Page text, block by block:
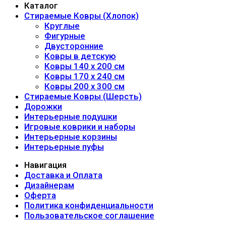
Каталог
Стираемые Ковры (Хлопок)
Круглые
Фигурные
Двусторонние
Ковры в детскую
Ковры 140 x 200 см
Ковры 170 x 240 см
Ковры 200 x 300 см
Стираемые Ковры (Шерсть)
Дорожки
Интерьерные подушки
Игровые коврики и наборы
Интерьерные корзины
Интерьерные пуфы
Навигация
Доставка и Оплата
Дизайнерам
Оферта
Политика конфиденциальности
Пользовательское соглашение